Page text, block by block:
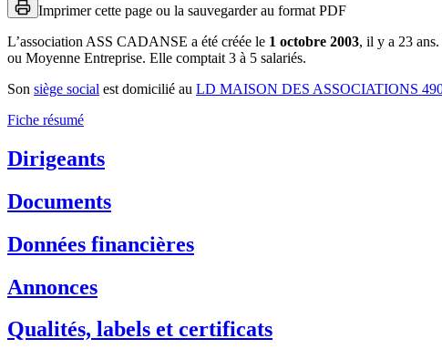
Imprimer cette page ou la sauvegarder au format PDF
L’association ASS CADANSE a été créée le 1 octobre 2003, il y a 23 ans.
ou Moyenne Entreprise. Elle comptait 3 à 5 salariés.
Son siège social est domicilié au LD MAISON DES ASSOCIATIONS
Fiche résumé
Dirigeants
Documents
Données financières
Annonces
Qualités, labels et certificats